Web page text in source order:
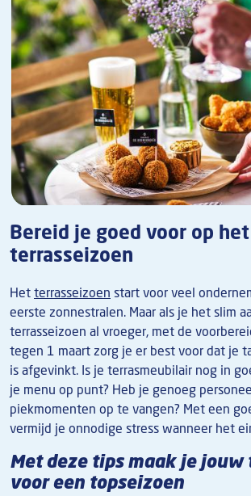
Bereid je goed voor op het
terrasseizoen
Hetterrasseizoen start voor veel
eerste zonnestralen. Maar als je het slim
terrasseizoen al vroeger, met de
tegen 1 maart zorg je er best voor dat je
is afgevinkt. Is je terrasmeubilair nog in
je menu op punt? Heb je genoeg
piekmomenten op te vangen? Met een
vermijd je onnodige stress wanneer het
Met deze tips maak je
voor een topseizoen